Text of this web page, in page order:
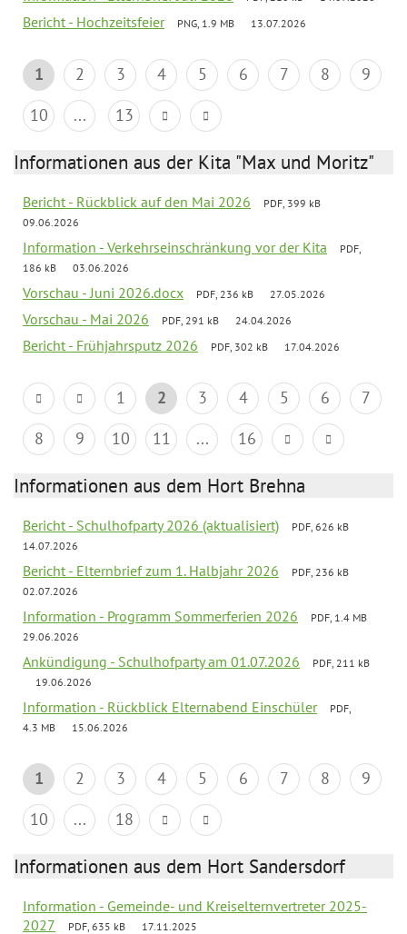
Bericht - Hochzeitsfeier PNG, 1.9 MB 13.07.2026
1 2 3 4 5 6 7 8
9
10
... 13
Informationen aus der Kita "Max und Moritz"
Bericht - Rückblick auf den Mai 2026
PDF, 399 kB
09.06.2026
Information - Verkehrseinschränkung vor der Kita
PDF,
186 kB
03.06.2026
Vorschau - Juni 2026.docx PDF, 236 kB 27.05.2026
Vorschau - Mai 2026 PDF, 291 kB 24.04.2026
Bericht - Frühjahrsputz 2026 PDF, 302 kB 17.04.2026
1 2 3 4 5 6
7
8
9 10 11 ... 16
Informationen aus dem Hort Brehna
Bericht - Schulhofparty 2026 (aktualisiert)
PDF, 626 kB
14.07.2026
Bericht - Elternbrief zum 1. Halbjahr 2026
PDF, 236 kB
02.07.2026
Information - Programm Sommerferien 2026
PDF, 1.4 MB
29.06.2026
Ankündigung - Schulhofparty am 01.07.2026
PDF, 211 kB
19.06.2026
Information - Rückblick Elternabend Einschüler
PDF,
4.3 MB
15.06.2026
1 2 3 4 5 6 7 8
9
10
... 18
Informationen aus dem Hort Sandersdorf
Information - Gemeinde- und Kreiselternvertreter 2025-
2027
PDF, 635 kB 17.11.2025